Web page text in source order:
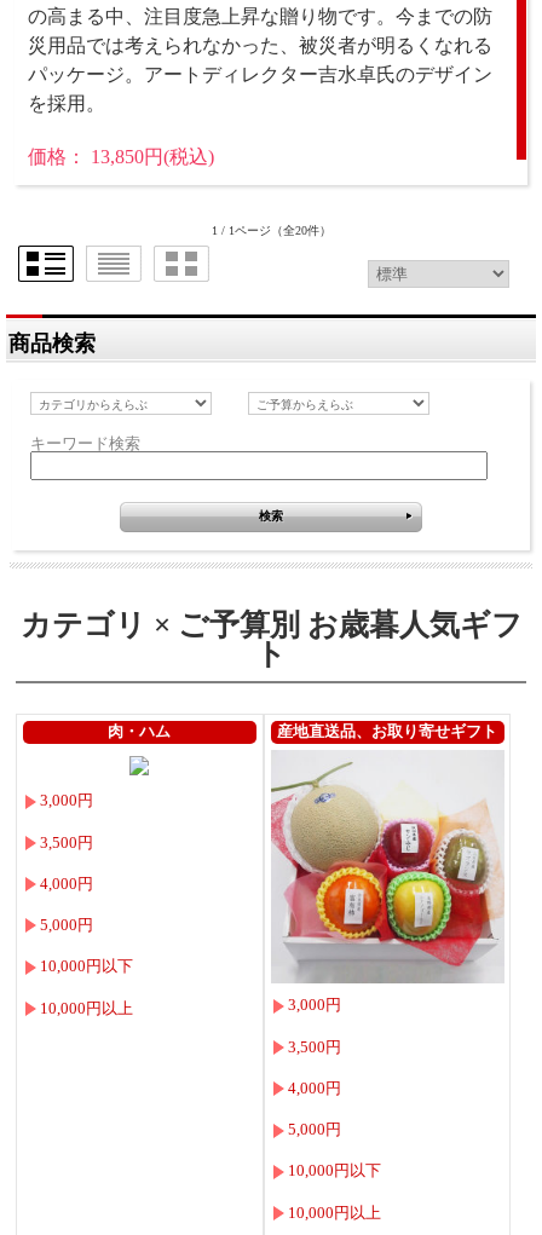
の高まる中、注目度急上昇な贈り物です。今までの防
災用品では考えられなかった、被災者が明るくなれる
パッケージ。アートディレクター吉水卓氏のデザイン
を採用。
価格： 13,850円(税込)
1 / 1ページ （全20件）
商品検索
キーワード検索
カテゴリ × ご予算別 お歳暮人気ギフ
ト
肉・ハム
3,000円
3,500円
4,000円
5,000円
10,000円以下
10,000円以上
産地直送品、お取り寄せギフト
3,000円
3,500円
4,000円
5,000円
10,000円以下
10,000円以上